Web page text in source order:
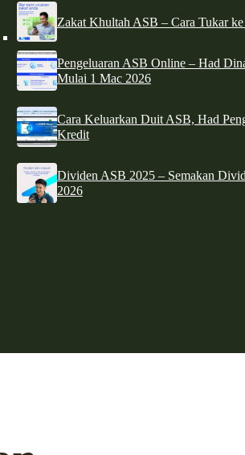
Zakat Khultah ASB – Cara Tukar
Pengeluaran ASB Online – Had
Mulai 1 Mac 2026
Cara Keluarkan Duit ASB, Had
Kredit
Dividen ASB 2025 – Semakan
2026